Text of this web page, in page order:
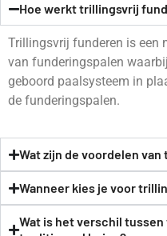
Hoe werkt trillingsvrij
Trillingsvrij funderen is een
van funderingspalen
geboord paalsysteem in
de funderingspalen.
Wat zijn de voordelen
Wanneer kies je voor
Wat is het verschil